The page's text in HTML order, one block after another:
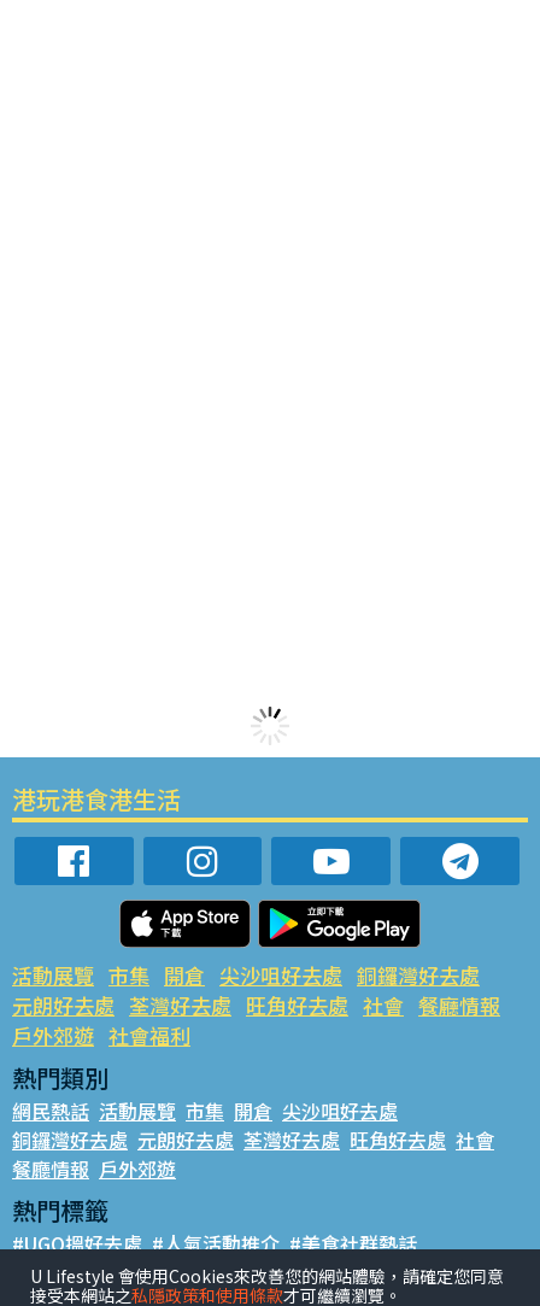
港玩港食港生活
活動展覽 市集 開倉 尖沙咀好去處 銅鑼灣好去處
元朗好去處 荃灣好去處 旺角好去處 社會 餐廳情報
戶外郊遊 社會福利
熱門類別
網民熱話 活動展覽 市集 開倉 尖沙咀好去處
銅鑼灣好去處 元朗好去處 荃灣好去處 旺角好去處 社會
餐廳情報 戶外郊遊
熱門標籤
#UGO搵好去處 #人氣活動推介 #美食社群熱話
#親子玩樂好去處 #ULifestyle應用程式 #限時搶
U Lifestyle 會使用Cookies來改善您的網站體驗，請確定您同意
接受本網站之私隱政策和使用條款才可繼續瀏覽。